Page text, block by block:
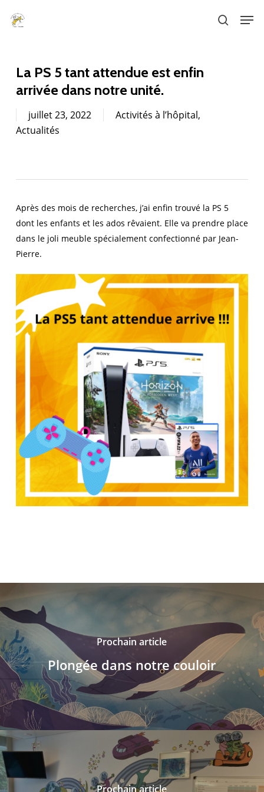
search
La PS 5 tant attendue est enfin
arrivée dans notre unité.
juillet 23, 2022 Activités à l’hôpital,
Actualités
Après des mois de recherches, j’ai enfin trouvé la PS 5
dont les enfants et les ados rêvaient. Elle va prendre place
dans le joli meuble spécialement confectionné par Jean-
Pierre.
Prochain article
Plongée dans notre couloir
Prochain article